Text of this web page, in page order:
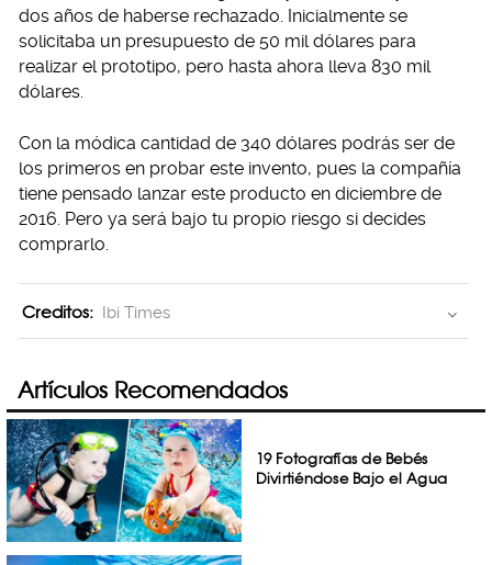
dos años de haberse rechazado. Inicialmente se
solicitaba un presupuesto de 50 mil dólares para
realizar el prototipo, pero hasta ahora lleva 830 mil
dólares.
Con la módica cantidad de 340 dólares podrás ser de
los primeros en probar este invento, pues la compañía
tiene pensado lanzar este producto en diciembre de
2016. Pero ya será bajo tu propio riesgo si decides
comprarlo.
Creditos: Ibi Times
Artículos Recomendados
19 Fotografías de Bebés
Divirtiéndose Bajo el Agua